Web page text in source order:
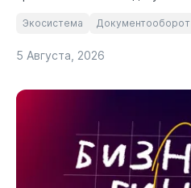
Экосистема Документооборот
5 Августа, 2026